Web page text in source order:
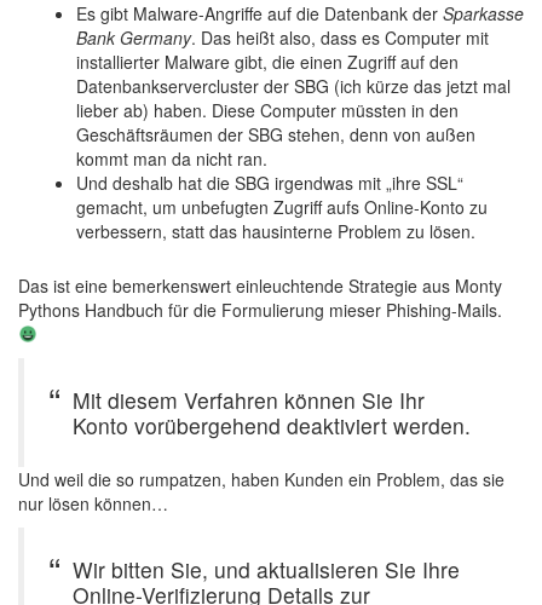
Es gibt Malware-Angriffe auf die Datenbank der Sparkasse
Bank Germany. Das heißt also, dass es Computer mit
installierter Malware gibt, die einen Zugriff auf den
Datenbankservercluster der SBG (ich kürze das jetzt mal
lieber ab) haben. Diese Computer müssten in den
Geschäftsräumen der SBG stehen, denn von außen
kommt man da nicht ran.
Und deshalb hat die SBG irgendwas mit „ihre SSL“
gemacht, um unbefugten Zugriff aufs Online-Konto zu
verbessern, statt das hausinterne Problem zu lösen.
Das ist eine bemerkenswert einleuchtende Strategie aus Monty
Pythons Handbuch für die Formulierung mieser Phishing-Mails.
Mit diesem Verfahren können Sie Ihr
Konto vorübergehend deaktiviert werden.
Und weil die so rumpatzen, haben Kunden ein Problem, das sie
nur lösen können…
Wir bitten Sie, und aktualisieren Sie Ihre
Online-Verifizierung Details zur